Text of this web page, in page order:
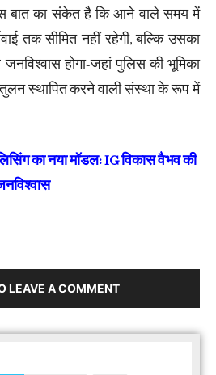
बात का संकेत है कि आने वाले समय में
तक सीमित नहीं रहेगी, बल्कि उसका
जनविश्वास होगा-जहां पुलिस की भूमिका
स्थापित करने वाली संस्था के रूप में
का नया मॉडल: IG विकास वैभव की
LEAVE A COMMENT